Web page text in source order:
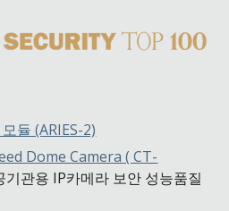
듈 (ARIES-2)
Dome Camera ( CT-
기관용 IP카메라 보안 성능품질